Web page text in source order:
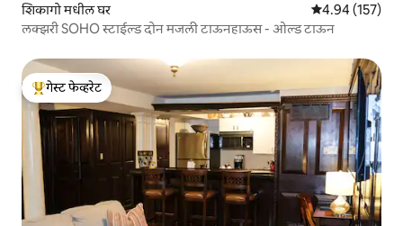
शिकागो मधील घर 5 पैकी 4.94
4.94 (157)
लक्झरी SOHO स्टाईल्ड दोन मजली टाऊनहाऊस - ओल्ड टाऊन
टॉप गेस्ट फेव्हरेट
गेस्ट फेव्हरेट